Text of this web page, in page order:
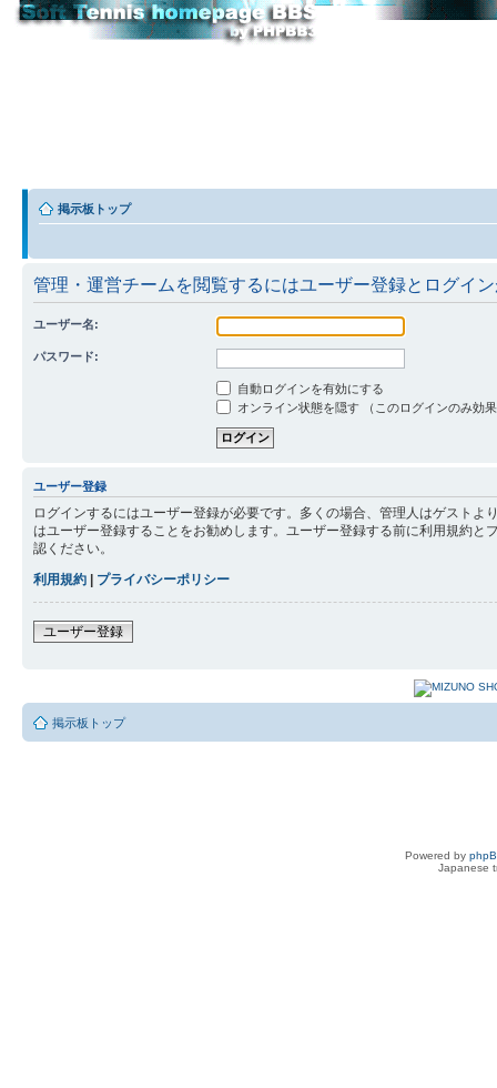
掲示板トップ
管理・運営チームを閲覧するにはユーザー登録とログイ
ユーザー名:
パスワード:
自動ログインを有効にする
オンライン状態を隠す （このログインのみ効
ユーザー登録
ログインするにはユーザー登録が必要です。多くの場合、管理人はゲスト
はユーザー登録することをお勧めします。ユーザー登録する前に利用規約
認ください。
利用規約 | プライバシーポリシー
ユーザー登録
掲示板トップ
Powered by
Japanese